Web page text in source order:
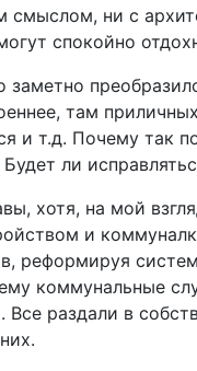
смыслом, ни с
спокойно
там
и т.д. Почему так
ли
хотя, на мой
и
реформируя
коммунальные
Все раздали в